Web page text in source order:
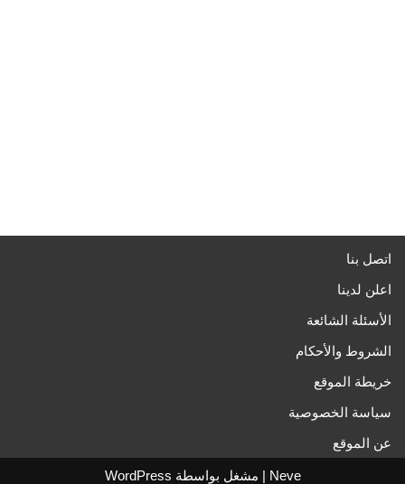
اتصل بنا
اعلن لدينا
الأسئلة الشائعة
الشروط والأحكام
خريطة الموقع
سياسة الخصوصية
عن الموقع
Neve | مشغل بواسطة WordPress